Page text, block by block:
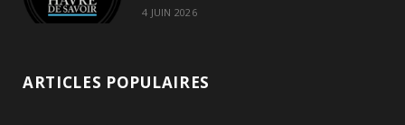
4 JUIN 2026
ARTICLES POPULAIRES